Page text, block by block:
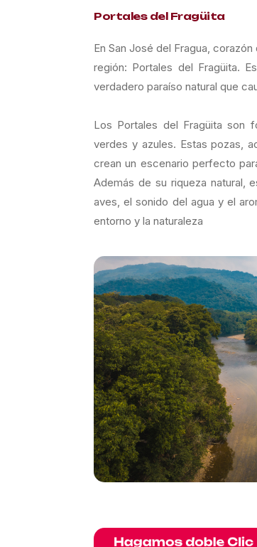
Portales del Fragüita
En San José del Fragua,
región: Portales del Fragüita.
verdadero paraíso natural que
Los Portales del Fragüita son
verdes y azules. Estas pozas,
crean un escenario perfecto
Además de su riqueza natural,
aves, el sonido del agua y el
entorno y la naturaleza